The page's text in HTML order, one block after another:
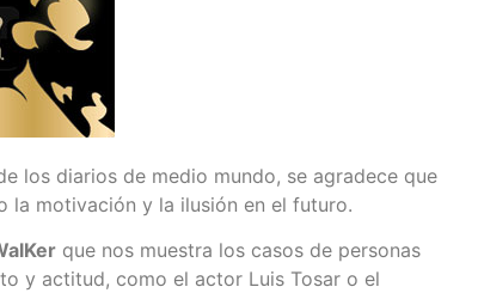
los diarios de medio mundo, se agradece que
la motivación y la ilusión en el futuro.
que nos muestra los casos de personas
y actitud, como el actor Luis Tosar o el